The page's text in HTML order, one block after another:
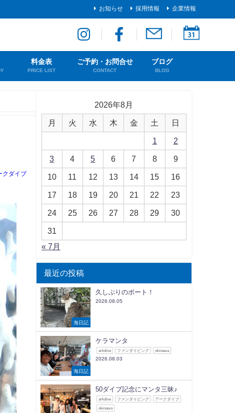
お知らせ 採用情報 企業情報
料金表
PRICE LIST
ご予約・お問合せ
CONTACT
ブログ
BLOG
クダイブ
2026年8月
月 火 水 木 金 土 日
1 2
3 4 5 6 7 8 9
10 11 12 13 14 15 16
17 18 19 20 21 22 23
24 25 26 27 28 29 30
31
« 7月
最近の投稿
海日記
久しぶりのボート！
2026.08.05
海日記
ケラマンタ
arkdive ファンダイビング okinawa
2026.08.03
50ダイブ記念にマンタ三昧♪
arkdive ファンダイビング アークダイブ
okinawa